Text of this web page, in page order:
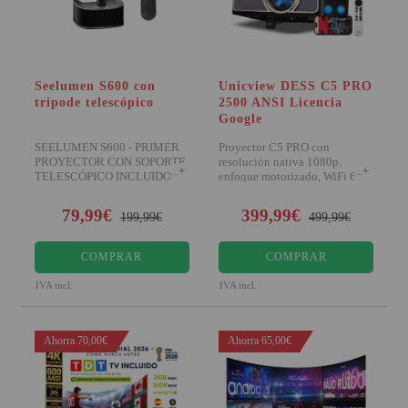
Seelumen S600 con
tripode telescópico
SEELUMEN S600 - PRIMER
PROYECTOR CON SOPORTE
TELESCÓPICO INCLUIDO EN+
79,99€ 199,99€
COMPRAR
IVA incl.
Unicview DESS C5 PRO
2500 ANSI Licencia
Google
Proyector C5 PRO con
resolución nativa 1080p,
enfoque motorizado, WiFi 6 y+
399,99€ 499,99€
COMPRAR
IVA incl.
Ahorra 70,00€ Ahorra 65,00€